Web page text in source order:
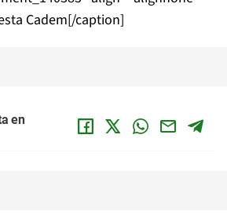
Cadem[/caption]
en